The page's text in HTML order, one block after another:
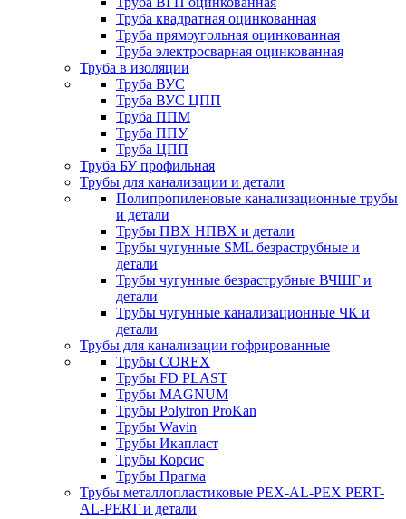
Труба квадратная оцинкованная
Труба прямоугольная оцинкованная
Труба электросварная оцинкованная
Труба в изоляции
Труба ВУС
Труба ВУС ЦПП
Труба ППМ
Труба ППУ
Труба ЦПП
Труба БУ профильная
Трубы для канализации и детали
Полипропиленовые канализационные трубы
и детали
Трубы ПВХ НПВХ и детали
Трубы чугунные SML безраструбные и
детали
Трубы чугунные безраструбные ВЧШГ и
детали
Трубы чугунные канализационные ЧК и
детали
Трубы для канализации гофрированные
Трубы COREX
Трубы FD PLAST
Трубы MAGNUM
Трубы Polytron ProKan
Трубы Wavin
Трубы Икапласт
Трубы Корсис
Трубы Прагма
Трубы металлопластиковые PEX-AL-PEX PERT-
AL-PERT и детали